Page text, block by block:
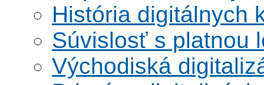
História digitálnych
Súvislosť s platnou
Východiská